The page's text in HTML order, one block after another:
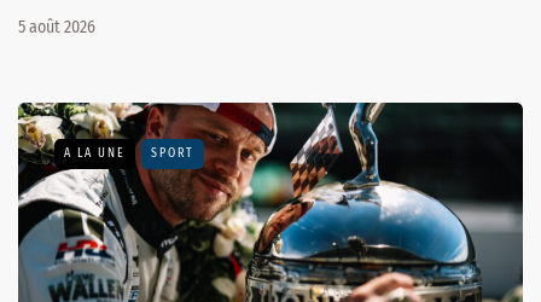
5 août 2026
A LA UNE SPORT